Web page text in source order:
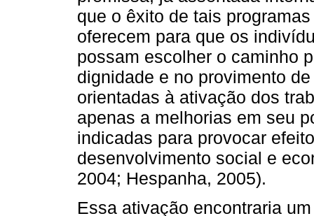
que o êxito de tais
oferecem para que os
possam escolher o caminho
dignidade e no provimento
orientadas à ativação dos
apenas a melhorias em seu
indicadas para provocar
desenvolvimento social e
2004; Hespanha, 2005).
Essa ativação encontraria